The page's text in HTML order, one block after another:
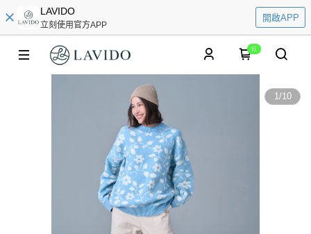
LAVIDO
立刻使用官方APP
開啟APP
0
1/10